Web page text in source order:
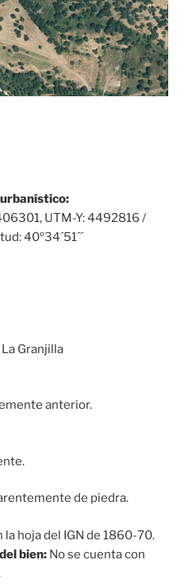
UTM-Y: 4492816 /
40º34´51´´
Granjilla
anterior.
de piedra.
la hoja del IGN de 1860-70.
bien: No se cuenta con